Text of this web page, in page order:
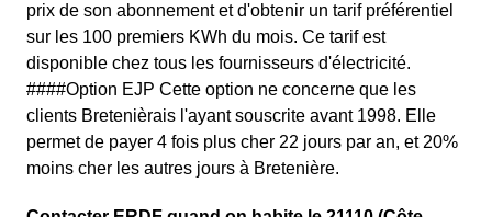
prix de son abonnement et d'obtenir un tarif préférentiel
sur les 100 premiers KWh du mois. Ce tarif est
disponible chez tous les fournisseurs d'électricité.
####Option EJP Cette option ne concerne que les
clients Bretenièrais l'ayant souscrite avant 1998. Elle
permet de payer 4 fois plus cher 22 jours par an, et 20%
moins cher les autres jours à Bretenière.